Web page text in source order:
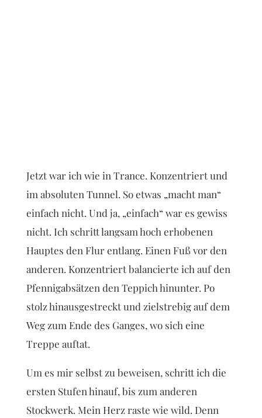
Jetzt war ich wie in Trance. Konzentriert und
im absoluten Tunnel. So etwas „macht man“
einfach nicht. Und ja, „einfach“ war es gewiss
nicht. Ich schritt langsam hoch erhobenen
Hauptes den Flur entlang. Einen Fuß vor den
anderen. Konzentriert balancierte ich auf den
Pfennigabsätzen den Teppich hinunter. Po
stolz hinausgestreckt und zielstrebig auf dem
Weg zum Ende des Ganges, wo sich eine
Treppe auftat.
Um es mir selbst zu beweisen, schritt ich die
ersten Stufen hinauf, bis zum anderen
Stockwerk. Mein Herz raste wie wild. Denn